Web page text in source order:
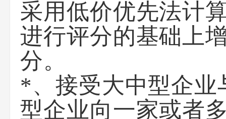
采用低价优先法计
进行评分的基础上
分。
*、接受大中型企业
型企业向一家或者